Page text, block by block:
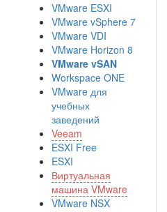
VMware ESXI
VMware vSphere 7
VMware VDI
VMware Horizon 8
VMware vSAN
Workspace ONE
VMware для
учебных
заведений
Veeam
ESXI Free
ESXI
Виртуальная
машина VMware
VMware NSX